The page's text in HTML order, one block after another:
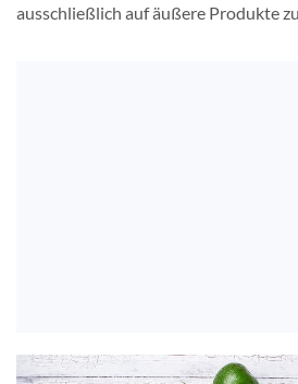
ausschließlich auf äußere Produkte